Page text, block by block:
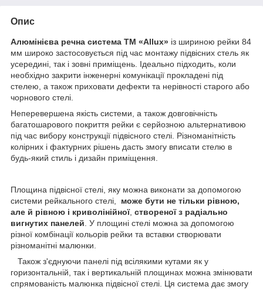
Опис
Алюмінієва речна система ТМ «Allux» із шириною рейки 84
мм широко застосовується під час монтажу підвісних стель як
усередині, так і зовні приміщень. Ідеально підходить, коли
необхідно закрити інженерні комунікації прокладені під
стелею, а також приховати дефекти та нерівності старого або
чорнового стелі.
Неперевершена якість системи, а також довговічність
багатошарового покриття рейки є серйозною альтернативою
під час вибору конструкції підвісного стелі. Різноманітність
колірних і фактурних рішень дасть змогу вписати стелю в
будь-який стиль і дизайн приміщення.
Площина підвісної стелі, яку можна виконати за допомогою
системи рейкального стелі, може бути не тільки рівною,
але й рівною і криволінійної, створеної з радіально
вигнутих панелей . У площині стелі можна за допомогою
різної комбінації кольорів рейки та вставки створювати
різноманітні малюнки.
Також з'єднуючи панелі під всілякими кутами як у
горизонтальній, так і вертикальній площинах можна змінювати
спрямованість малюнка підвісної стелі. Ця система дає змогу